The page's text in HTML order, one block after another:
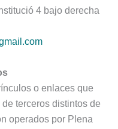
4 bajo derecha
o enlaces que
terceros distintos de
operados por Plena